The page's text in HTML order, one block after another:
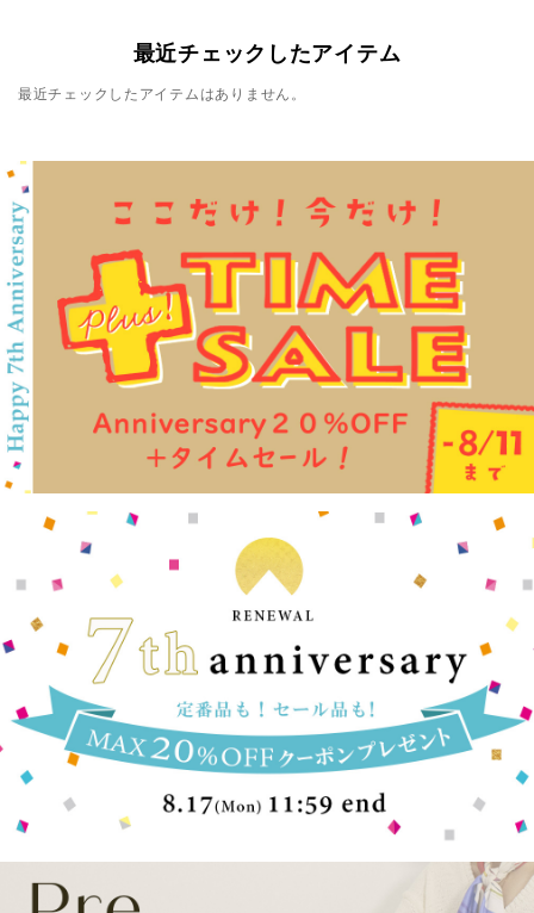
最近チェックしたアイテム
最近チェックしたアイテムはありません。